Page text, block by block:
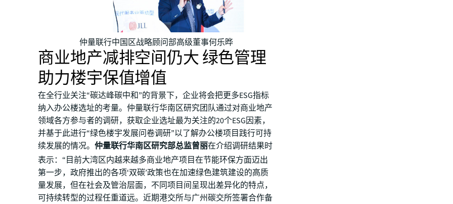
仲量联行中国区战略顾问部高级董事何乐晔
商业地产减排空间仍大 绿色管理
助力楼宇保值增值
在全行业关注“碳达峰碳中和”的背景下，企业将会把更多ESG指标
纳入办公楼选址的考量。仲量联行华南区研究团队通过对商业地产
领域各方参与者的调研，获取企业选址最为关注的20个ESG因素，
并基于此进行“绿色楼宇发展问卷调研”以了解办公楼项目践行可持
续发展的情况。仲量联行华南区研究部总监曾丽在介绍调研结果时
表示：“目前大湾区内越来越多商业地产项目在节能环保方面迈出
第一步，政府推出的各项‘双碳’政策也在加速绿色建筑建设的高质
量发展，但在社会及管治层面，不同项目间呈现出差异化的特点，
可持续转型的过程任重道远。近期港交所与广州碳交所签署合作备